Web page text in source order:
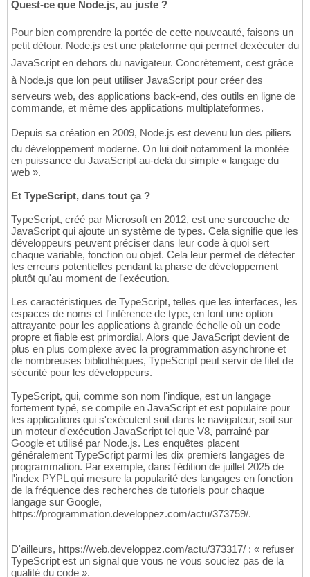
Quest-ce que Node.js, au juste ?
Pour bien comprendre la portée de cette nouveauté, faisons un
petit détour. Node.js est une plateforme qui permet dexécuter du
JavaScript en dehors du navigateur. Concrètement, cest grâce
à Node.js que lon peut utiliser JavaScript pour créer des
serveurs web, des applications back-end, des outils en ligne de
commande, et même des applications multiplateformes.
Depuis sa création en 2009, Node.js est devenu lun des piliers
du développement moderne. On lui doit notamment la montée
en puissance du JavaScript au-delà du simple « langage du
web ».
Et TypeScript, dans tout ça ?
TypeScript, créé par Microsoft en 2012, est une surcouche de
JavaScript qui ajoute un système de types. Cela signifie que les
développeurs peuvent préciser dans leur code à quoi sert
chaque variable, fonction ou objet. Cela leur permet de détecter
les erreurs potentielles pendant la phase de développement
plutôt qu'au moment de l'exécution.
Les caractéristiques de TypeScript, telles que les interfaces, les
espaces de noms et l'inférence de type, en font une option
attrayante pour les applications à grande échelle où un code
propre et fiable est primordial. Alors que JavaScript devient de
plus en plus complexe avec la programmation asynchrone et
de nombreuses bibliothèques, TypeScript peut servir de filet de
sécurité pour les développeurs.
TypeScript, qui, comme son nom l'indique, est un langage
fortement typé, se compile en JavaScript et est populaire pour
les applications qui s'exécutent soit dans le navigateur, soit sur
un moteur d'exécution JavaScript tel que V8, parrainé par
Google et utilisé par Node.js. Les enquêtes placent
généralement TypeScript parmi les dix premiers langages de
programmation. Par exemple, dans l'édition de juillet 2025 de
l'index PYPL qui mesure la popularité des langages en fonction
de la fréquence des recherches de tutoriels pour chaque
langage sur Google,
https://programmation.developpez.com/actu/373759/.
D'ailleurs, https://web.developpez.com/actu/373317/ : « refuser
TypeScript est un signal que vous ne vous souciez pas de la
qualité du code ».